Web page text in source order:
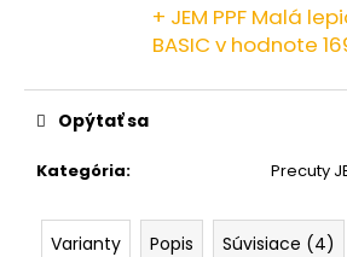
+ JEM PPF Malá
BASIC v hodnote
Kategória: Precuty
Opýtať sa
Varianty Popis Súvisiace (4)
e